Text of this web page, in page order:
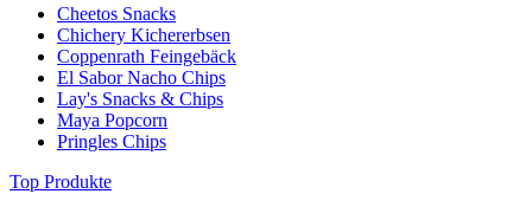
Cheetos Snacks
Chichery Kichererbsen
Coppenrath Feingebäck
El Sabor Nacho Chips
Lay's Snacks & Chips
Maya Popcorn
Pringles Chips
Top Produkte